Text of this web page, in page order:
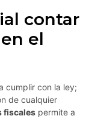
contar
el
cumplir con la ley;
de cualquier
fiscales permite a